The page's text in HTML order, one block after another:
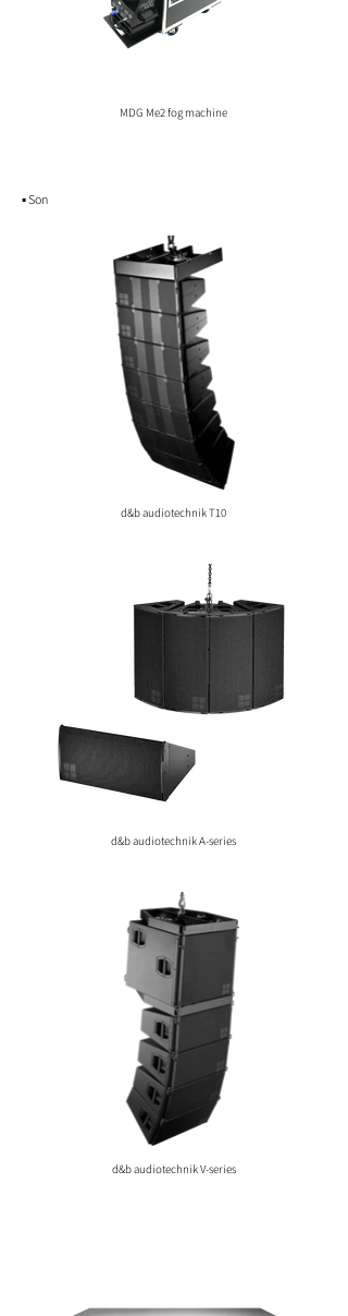
MDG Me2 fog machine
▪️ Son
d&b audiotechnik T10
d&b audiotechnik A-series
d&b audiotechnik V-series